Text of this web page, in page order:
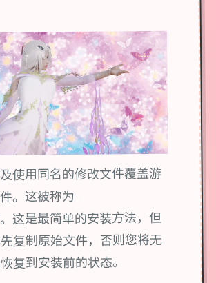
使用同名的修改文件覆盖游
。这被称为
这是最简单的安装方法，但
复制原始文件，否则您将无
复到安装前的状态。